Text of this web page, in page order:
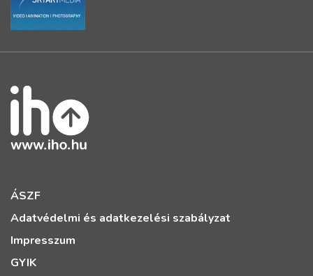
ÁSZF
Adatvédelmi és adatkezelési szabályzat
Impresszum
GYIK